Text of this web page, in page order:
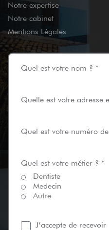
Notre expertise
Notre cabinet
Mentions Légales
Quel est votre nom ? *
Quelle est votre adresse
Quel est votre numéro
Quel est votre métier ? *
Dentiste
Medecin
Autre
J’accepte de